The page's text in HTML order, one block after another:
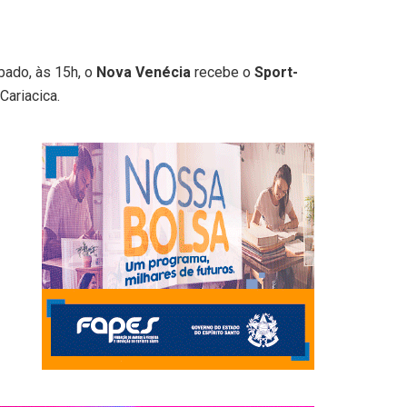
às 15h, o Nova Venécia recebe o Sport-